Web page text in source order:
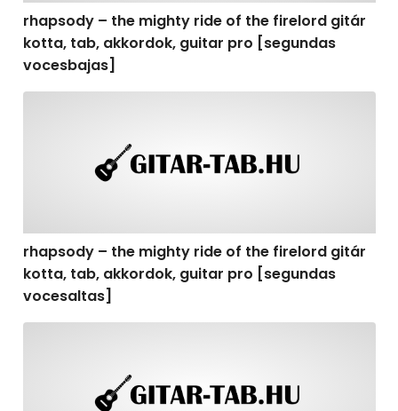
rhapsody – the mighty ride of the firelord gitár
kotta, tab, akkordok, guitar pro [segundas
vocesbajas]
rhapsody – the mighty ride of the firelord gitár
kotta, tab, akkordok, guitar pro [segundas
vocesaltas]